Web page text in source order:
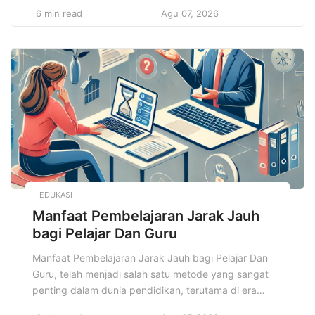
wisata, hingga sekadar menghabiskan waktu di kafe
memerlukan pakaian yang sesuai dengan kebutuhan
dan fungsinya. Oleh karena itu, penting untuk […]
6 min read Agu 07, 2026
EDUKASI
Manfaat Pembelajaran Jarak Jauh
bagi Pelajar Dan Guru
Manfaat Pembelajaran Jarak Jauh bagi Pelajar Dan
Guru, telah menjadi salah satu metode yang sangat
penting dalam dunia pendidikan, terutama di era